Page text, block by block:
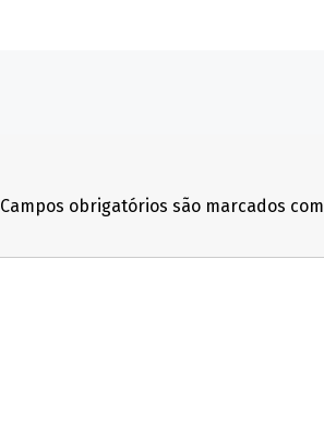
Campos obrigatórios são marcados com